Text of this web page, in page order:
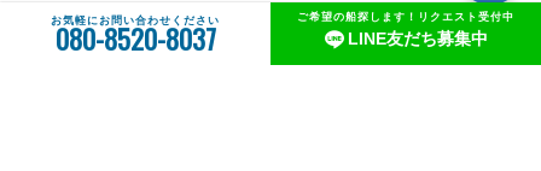
お気軽にお問い合わせください
080-8520-8037
ご希望の船探します！リクエスト受付中
LINE友だち募集中